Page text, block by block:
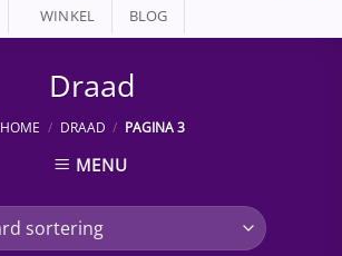
WINKEL BLOG
Draad
HOME / DRAAD / PAGINA 3
MENU